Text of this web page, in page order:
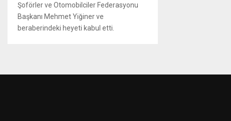
Şoförler ve Otomobilciler Federasyonu
Başkanı Mehmet Yiğiner ve
beraberindeki heyeti kabul etti.